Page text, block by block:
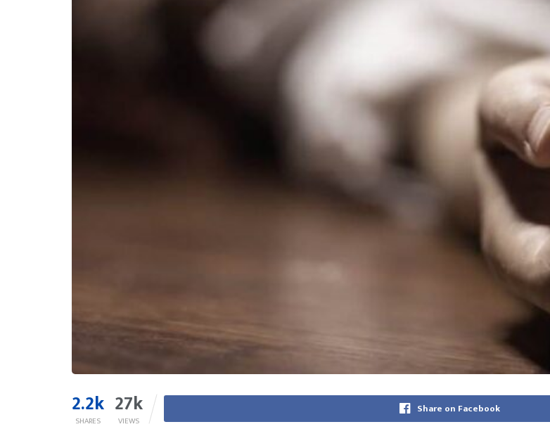
2.2k
SHARES
27k
VIEWS
Share on Facebook